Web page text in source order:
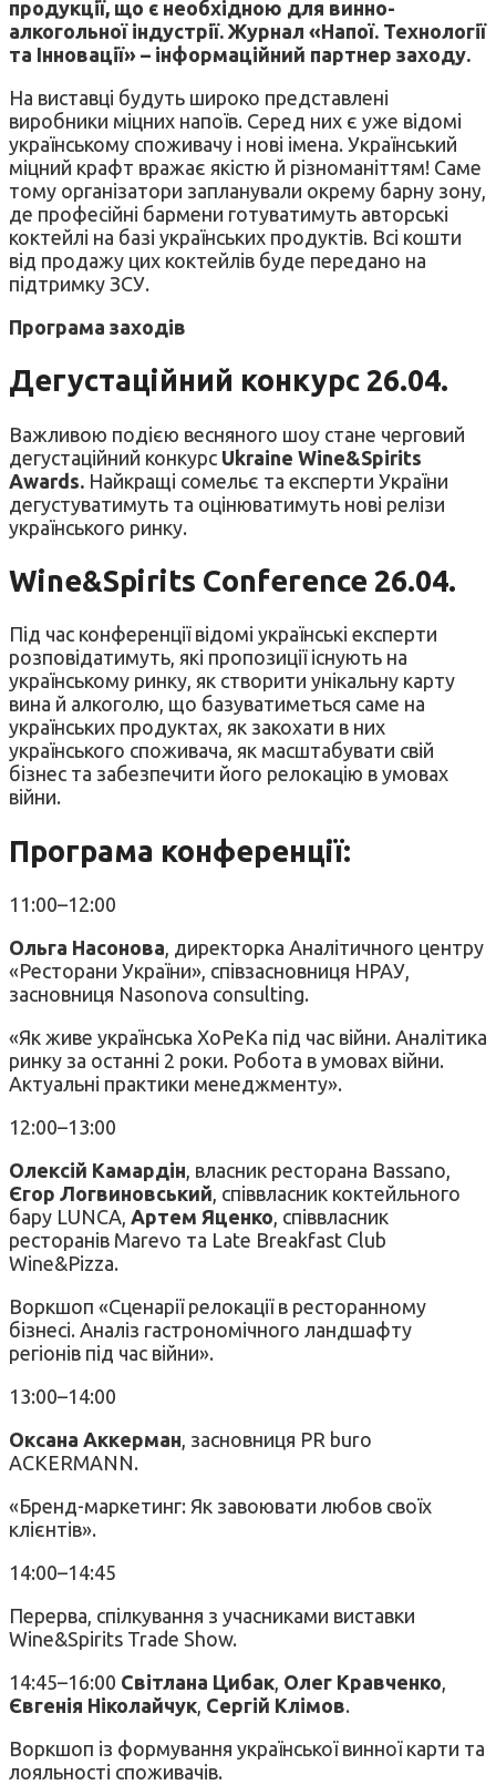
продукції, що є необхідною для винно-
алкогольної індустрії. Журнал «Напої. Технології
та Інновації» – інформаційний партнер заходу.
На виставці будуть широко представлені
виробники міцних напоїв. Серед них є уже відомі
українському споживачу і нові імена. Український
міцний крафт вражає якістю й різноманіттям! Саме
тому організатори запланували окрему барну зону,
де професійні бармени готуватимуть авторські
коктейлі на базі українських продуктів. Всі кошти
від продажу цих коктейлів буде передано на
підтримку ЗСУ.
Програма заходів
Дегустаційний конкурс 26.04.
Важливою подією весняного шоу стане черговий
дегустаційний конкурс Ukraine Wine&Spirits
Awards. Найкращі сомельє та експерти України
дегустуватимуть та оцінюватимуть нові релізи
українського ринку.
Wine&Spirits Conference 26.04.
Під час конференції відомі українські експерти
розповідатимуть, які пропозиції існують на
українському ринку, як створити унікальну карту
вина й алкоголю, що базуватиметься саме на
українських продуктах, як закохати в них
українського споживача, як масштабувати свій
бізнес та забезпечити його релокацію в умовах
війни.
Програма конференції:
11:00–12:00
Ольга Насонова, директорка Аналітичного центру
«Ресторани України», співзасновниця НРАУ,
засновниця Nasonova consulting.
«Як живе українська ХоРеКа під час війни. Аналітика
ринку за останні 2 роки. Робота в умовах війни.
Актуальні практики менеджменту».
12:00–13:00
Олексій Камардін, власник ресторана Bassano,
Єгор Логвиновський, співвласник коктейльного
бару LUNCA, Артем Яценко, співвласник
ресторанів Marevo та Late Breakfast Club
Wine&Pizza.
Воркшоп «Сценарії релокації в ресторанному
бізнесі. Аналіз гастрономічного ландшафту
регіонів під час війни».
13:00–14:00
Оксана Аккерман, засновниця PR buro
ACKERMANN.
«Бренд-маркетинг: Як завоювати любов своїх
клієнтів».
14:00–14:45
Перерва, спілкування з учасниками виставки
Wine&Spirits Trade Show.
14:45–16:00 Світлана Цибак, Олег Кравченко,
Євгенія Ніколайчук, Сергій Клімов.
Воркшоп із формування української винної карти та
лояльності споживачів.